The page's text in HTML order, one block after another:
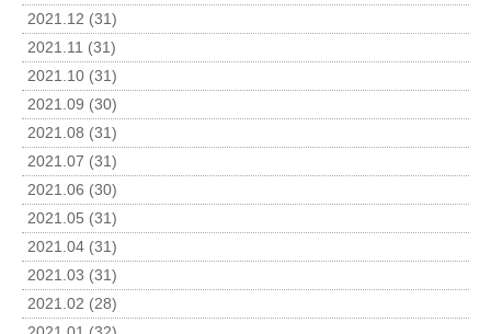
2021.12 (31)
2021.11 (31)
2021.10 (31)
2021.09 (30)
2021.08 (31)
2021.07 (31)
2021.06 (30)
2021.05 (31)
2021.04 (31)
2021.03 (31)
2021.02 (28)